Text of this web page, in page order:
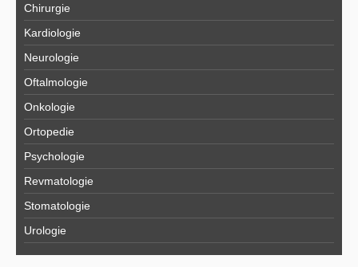
Chirurgie
Kardiologie
Neurologie
Oftalmologie
Onkologie
Ortopedie
Psychologie
Revmatologie
Stomatologie
Urologie